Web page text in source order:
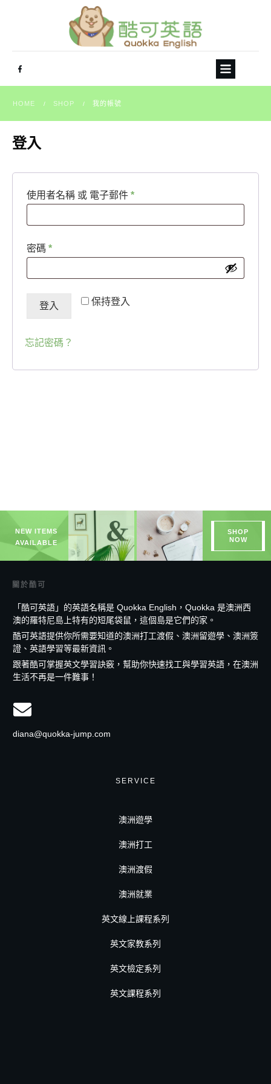
HOME / SHOP / 我的帳號
登入
使用者名稱 或 電子郵件 *必
密碼 *必
保持登入
登入
忘記密碼？
NEW ITEMS
AVAILABLE
SHOP
NOW
關於酷可
「酷可英語」的英語名稱是 Quokka English，Quokka 是澳洲西
澳的羅特尼島上特有的短尾袋鼠，這個島是它們的家。
酷可英語提供你所需要知道的澳洲打工渡假、澳洲留遊學、澳洲簽
證、英語學習等最新資訊。
跟著酷可掌握英文學習訣竅，幫助你快速找工與學習英語，在澳洲
生活不再是一件難事！
diana@quokka-jump.com
SERVICE
澳洲遊學
澳洲打工
澳洲渡假
澳洲就業
英文線上課程系列
英文家教系列
英文檢定系列
英文課程系列